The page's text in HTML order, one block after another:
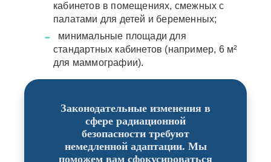
кабинетов в помещениях, смежных с
палатами для детей и беременных;
минимальные площади для
стандартных кабинетов (например, 6 м²
для маммографии).
Законодательные изменения в
сфере радиационной
безопасности требуют
немедленной адаптации. Мы
поможем вам сфокусироваться